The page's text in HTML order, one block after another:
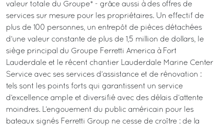
valeur totale du Groupe* - grâce aussi à des offres de
services sur mesure pour les propriétaires. Un effectif de
plus de 100 personnes, un entrepôt de pièces détachées
d’une valeur constante de plus de 1,5 million de dollars, le
siège principal du Groupe Ferretti America à Fort
Lauderdale et le récent chantier Lauderdale Marine Center
Service avec ses services d’assistance et de rénovation :
tels sont les points forts qui garantissent un service
d’excellence ample et diversifié avec des délais d’attente
moindres. L’engouement du public américain pour les
bateaux signés Ferretti Group ne cesse de croître : de la